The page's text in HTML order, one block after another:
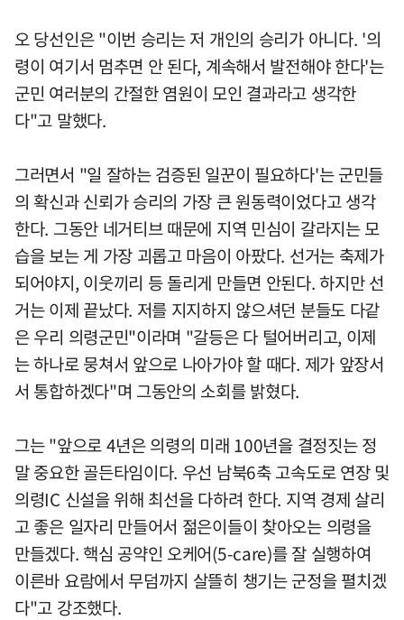
오 당선인은 "이번 승리는 저 개인의 승리가 아니다. '의
령이 여기서 멈추면 안 된다, 계속해서 발전해야 한다'는
군민 여러분의 간절한 염원이 모인 결과라고 생각한
다"고 말했다.
그러면서 "일 잘하는 검증된 일꾼이 필요하다'는 군민들
의 확신과 신뢰가 승리의 가장 큰 원동력이었다고 생각
한다. 그동안 네거티브 때문에 지역 민심이 갈라지는 모
습을 보는 게 가장 괴롭고 마음이 아팠다. 선거는 축제가
되어야지, 이웃끼리 등 돌리게 만들면 안된다. 하지만 선
거는 이제 끝났다. 저를 지지하지 않으셔던 분들도 다같
은 우리 의령군민"이라며 "갈등은 다 털어버리고, 이제
는 하나로 뭉쳐서 앞으로 나아가야 할 때다. 제가 앞장서
서 통합하겠다"며 그동안의 소회를 밝혔다.
그는 "앞으로 4년은 의령의 미래 100년을 결정짓는 정
말 중요한 골든타임이다. 우선 남북6축 고속도로 연장 및
의령IC 신설을 위해 최선을 다하려 한다. 지역 경제 살리
고 좋은 일자리 만들어서 젊은이들이 찾아오는 의령을
만들겠다. 핵심 공약인 오케어(5-care)를 잘 실행하여
이른바 요람에서 무덤까지 살뜰히 챙기는 군정을 펼치겠
다"고 강조했다.